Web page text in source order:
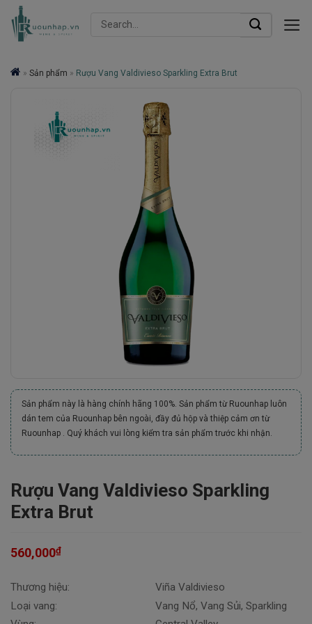
Skip
Search
» Sản phẩm » Rượu Vang Valdivieso Sparkling Extra Brut
Sản phẩm này là hàng chính hãng 100%. Sản phẩm từ Ruounhap luôn
dán tem của Ruounhap bên ngoài, đầy đủ hộp và thiệp cảm ơn từ
Ruounhap . Quý khách vui lòng kiểm tra sản phẩm trước khi nhận.
Rượu Vang Valdivieso Sparkling
Extra Brut
560,000₫
Thương hiệu:
Loại vang:
Viña Valdivieso
Vang Nổ, Vang Sủi, Sparkling